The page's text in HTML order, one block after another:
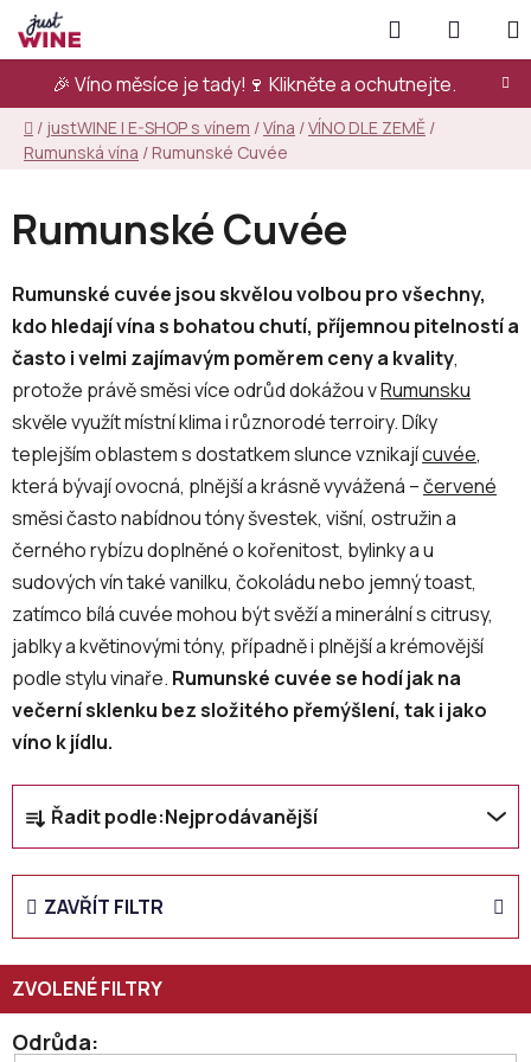
Přejít
na
obsah
🎉 Víno měsíce je tady!🍷 Klikněte a ochutnejte.
Hledat
KOŠÍK
Domů
/ justWINE | E-SHOP s vínem /Vína /VÍNO DLE ZEMĚ /
Rumunská vína / Rumunské Cuvée
Rumunské Cuvée
Rumunské cuvée jsou skvělou volbou pro všechny,
kdo hledají vína s bohatou chutí, příjemnou pitelností a
často i velmi zajímavým poměrem ceny a kvality,
protože právě směsi více odrůd dokážou vRumunsku
skvěle využít místní klima i různorodé terroiry. Díky
teplejším oblastem s dostatkem slunce vznikajícuvée,
která bývají ovocná, plnější a krásně vyvážená –červené
směsi často nabídnou tóny švestek, višní, ostružin a
černého rybízu doplněné o kořenitost, bylinky a u
sudových vín také vanilku, čokoládu nebo jemný toast,
zatímco bílá cuvée mohou být svěží a minerální s citrusy,
jablky a květinovými tóny, případně i plnější a krémovější
podle stylu vinaře. Rumunské cuvée se hodí jak na
večerní sklenku bez složitého přemýšlení, tak i jako
víno k jídlu.
Ř
a
z
n
p
r
o
Řadit podle:Nejprodávanější
ZAVŘÍT FILTR
Odrůda